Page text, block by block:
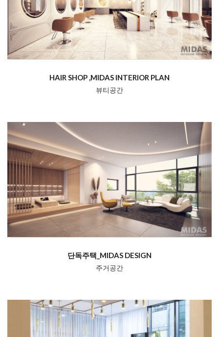
HAIR SHOP ,MIDAS INTERIOR PLAN
뷰티공간
단독주택_MIDAS DESIGN
주거공간